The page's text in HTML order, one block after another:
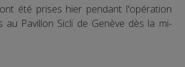
été prises hier pendant l'opération
au Pavillon Sicli de Genève dès la mi-